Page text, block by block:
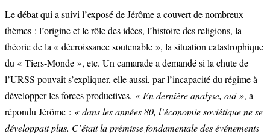
Le débat qui a suivi l’exposé de Jérôme a couvert de nombreux
thèmes : l’origine et le rôle des idées, l’histoire des religions, la
théorie de la « décroissance soutenable », la situation catastrophique
du « Tiers-Monde », etc. Un camarade a demandé si la chute de
l’URSS pouvait s’expliquer, elle aussi, par l’incapacité du régime à
développer les forces productives. « En dernière analyse, oui », a
répondu Jérôme : « dans les années 80, l’économie soviétique ne se
développait plus. C’était la prémisse fondamentale des événements